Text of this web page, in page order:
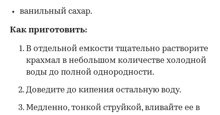
ванильный сахар.
Как приготовить:
В отдельной емкости тщательно растворите
крахмал в небольшом количестве холодной
воды до полной однородности.
Доведите до кипения остальную воду.
Медленно, тонкой струйкой, вливайте ее в